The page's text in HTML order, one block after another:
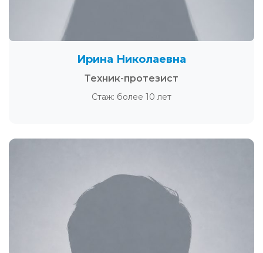
Ирина Николаевна
Техник-протезист
Стаж: более 10 лет